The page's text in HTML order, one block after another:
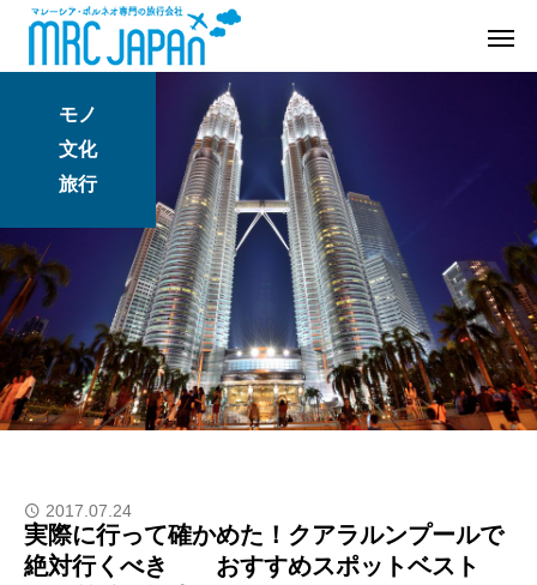
モノ
文化
旅行
2017.07.24
実際に行って確かめた！クアラルンプールで
絶対行くべき おすすめスポットベスト